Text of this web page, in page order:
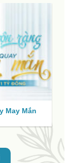
May Mắn